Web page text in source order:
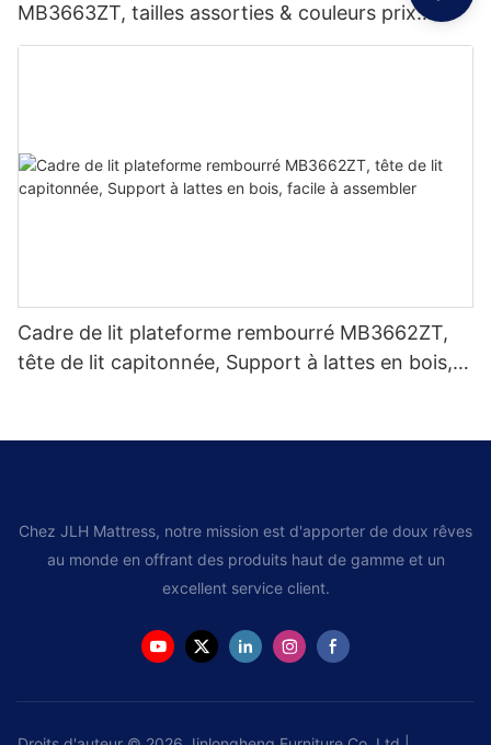
MB3663ZT, tailles assorties & couleurs prix
d'usine - JLH Furniture
Cadre de lit plateforme rembourré MB3662ZT,
tête de lit capitonnée, Support à lattes en bois,
Chez JLH Mattress, notre mission est d'apporter de doux rêves
au monde en offrant des produits haut de gamme et un
excellent service client.